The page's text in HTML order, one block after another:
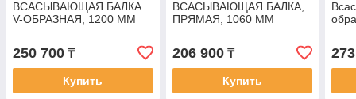
ВСАСЫВАЮЩАЯ БАЛКА
V-ОБРАЗНАЯ, 1200 ММ
250 700 ₸
Купить
ВСАСЫВАЮЩАЯ БАЛКА,
ПРЯМАЯ, 1060 ММ
206 900₸
Купить